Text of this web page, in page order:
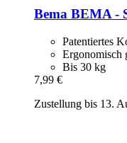
Bema BEMA -​
Patentiertes
Ergonomisch
Bis 30 kg
7,99 €
Zustellung bis 13.